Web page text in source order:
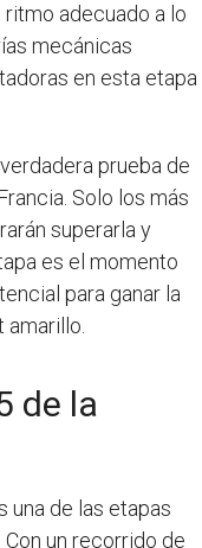
adecuado a lo
mecánicas
en esta etapa
prueba de
Solo los más
superarla y
es el momento
para ganar la
de la
una de las etapas
un recorrido de